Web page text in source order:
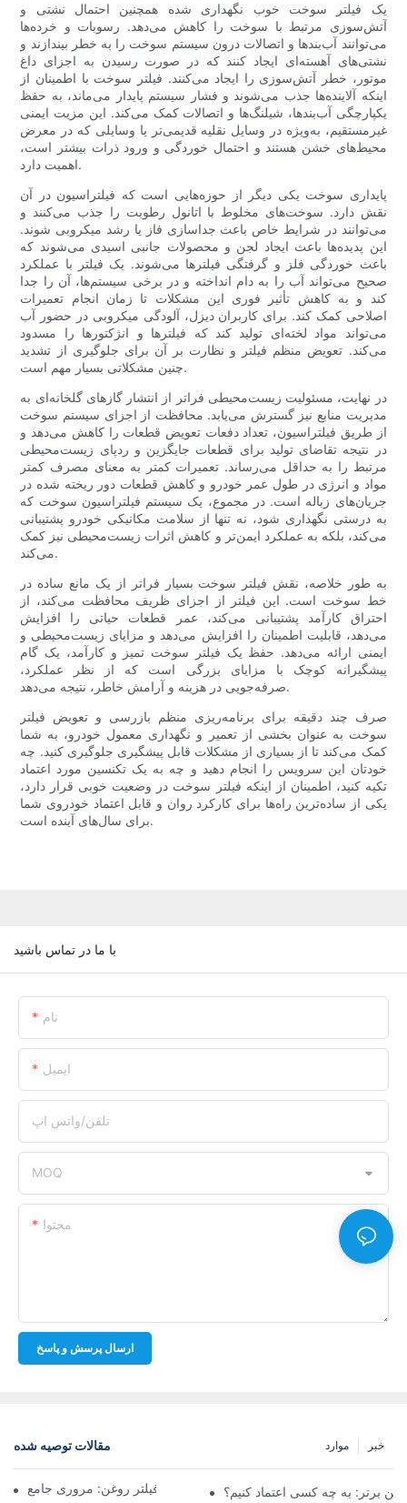
یک فیلتر سوخت خوب نگهداری شده همچنین احتمال نشتی و
آتش‌سوزی مرتبط با سوخت را کاهش می‌دهد. رسوبات و خرده‌ها
می‌توانند آب‌بندها و اتصالات درون سیستم سوخت را به خطر بیندازند و
نشتی‌های آهسته‌ای ایجاد کنند که در صورت رسیدن به اجزای داغ
موتور، خطر آتش‌سوزی را ایجاد می‌کنند. فیلتر سوخت با اطمینان از
اینکه آلاینده‌ها جذب می‌شوند و فشار سیستم پایدار می‌ماند، به حفظ
یکپارچگی آب‌بندها، شیلنگ‌ها و اتصالات کمک می‌کند. این مزیت ایمنی
غیرمستقیم، به‌ویژه در وسایل نقلیه قدیمی‌تر یا وسایلی که در معرض
محیط‌های خشن هستند و احتمال خوردگی و ورود ذرات بیشتر است،
اهمیت دارد.
پایداری سوخت یکی دیگر از حوزه‌هایی است که فیلتراسیون در آن
نقش دارد. سوخت‌های مخلوط با اتانول رطوبت را جذب می‌کنند و
می‌توانند در شرایط خاص باعث جداسازی فاز یا رشد میکروبی شوند.
این پدیده‌ها باعث ایجاد لجن و محصولات جانبی اسیدی می‌شوند که
باعث خوردگی فلز و گرفتگی فیلترها می‌شوند. یک فیلتر با عملکرد
صحیح می‌تواند آب را به دام انداخته و در برخی سیستم‌ها، آن را جدا
کند و به کاهش تأثیر فوری این مشکلات تا زمان انجام تعمیرات
اصلاحی کمک کند. برای کاربران دیزل، آلودگی میکروبی در حضور آب
می‌تواند مواد لخته‌ای تولید کند که فیلترها و انژکتورها را مسدود
می‌کند. تعویض منظم فیلتر و نظارت بر آن برای جلوگیری از تشدید
چنین مشکلاتی بسیار مهم است.
در نهایت، مسئولیت زیست‌محیطی فراتر از انتشار گازهای گلخانه‌ای به
مدیریت منابع نیز گسترش می‌یابد. محافظت از اجزای سیستم سوخت
از طریق فیلتراسیون، تعداد دفعات تعویض قطعات را کاهش می‌دهد و
در نتیجه تقاضای تولید برای قطعات جایگزین و ردپای زیست‌محیطی
مرتبط را به حداقل می‌رساند. تعمیرات کمتر به معنای مصرف کمتر
مواد و انرژی در طول عمر خودرو و کاهش قطعات دور ریخته شده در
جریان‌های زباله است. در مجموع، یک سیستم فیلتراسیون سوخت که
به درستی نگهداری شود، نه تنها از سلامت مکانیکی خودرو پشتیبانی
می‌کند، بلکه به عملکرد ایمن‌تر و کاهش اثرات زیست‌محیطی نیز کمک
می‌کند.
به طور خلاصه، نقش فیلتر سوخت بسیار فراتر از یک مانع ساده در
خط سوخت است. این فیلتر از اجزای ظریف محافظت می‌کند، از
احتراق کارآمد پشتیبانی می‌کند، عمر قطعات حیاتی را افزایش
می‌دهد، قابلیت اطمینان را افزایش می‌دهد و مزایای زیست‌محیطی و
ایمنی ارائه می‌دهد. حفظ یک فیلتر سوخت تمیز و کارآمد، یک گام
پیشگیرانه کوچک با مزایای بزرگی است که از نظر عملکرد،
صرفه‌جویی در هزینه و آرامش خاطر، نتیجه می‌دهد.
صرف چند دقیقه برای برنامه‌ریزی منظم بازرسی و تعویض فیلتر
سوخت به عنوان بخشی از تعمیر و نگهداری معمول خودرو، به شما
کمک می‌کند تا از بسیاری از مشکلات قابل پیشگیری جلوگیری کنید. چه
خودتان این سرویس را انجام دهید و چه به یک تکنسین مورد اعتماد
تکیه کنید، اطمینان از اینکه فیلتر سوخت در وضعیت خوبی قرار دارد،
یکی از ساده‌ترین راه‌ها برای کارکرد روان و قابل اعتماد خودروی شما
برای سال‌های آینده است.
با ما در تماس باشید
نام
ایمیل
تلفن/واتس اپ
MOQ
محتوا
ارسال پرسش و پاسخ
مقالات توصیه شده خبر موارد
شرکت‌های برتر تولیدکننده فیلتر روغن: مروری جامعبرتر: به چه کسی اعتماد کنیم؟